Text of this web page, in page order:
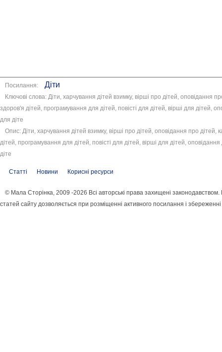
Посилання: Діти
Ключові слова: Діти, харчування дітей взимку, вірші про дітей, оповідання
здоров'я дітей, програмування для дітей, повісті для дітей, вірші для дітей,
для діте
Опис: Діти, харчування дітей взимку, вірші про дітей, оповідання про дітей,
дітей, програмування для дітей, повісті для дітей, вірші для дітей,
діте
Статті Новини Корисні ресурси
© Мала Сторінка, 2009 -2026 Всі авторські права захищені
статей сайту дозволяється при розміщенні активного посилання і